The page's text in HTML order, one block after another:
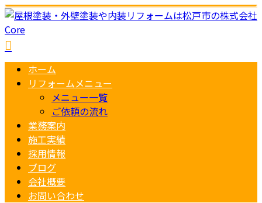
ホーム
リフォームメニュー
メニュー一覧
ご依頼の流れ
業務案内
施工実績
採用情報
ブログ
会社概要
お問い合わせ